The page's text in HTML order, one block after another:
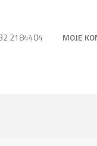
2184404 MOJE